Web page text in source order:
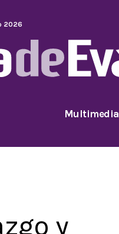
2026
Multimedia
y